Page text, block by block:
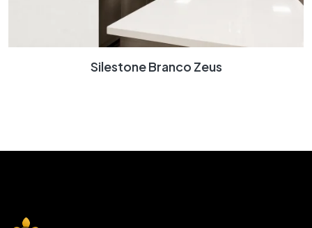
Silestone Branco Zeus